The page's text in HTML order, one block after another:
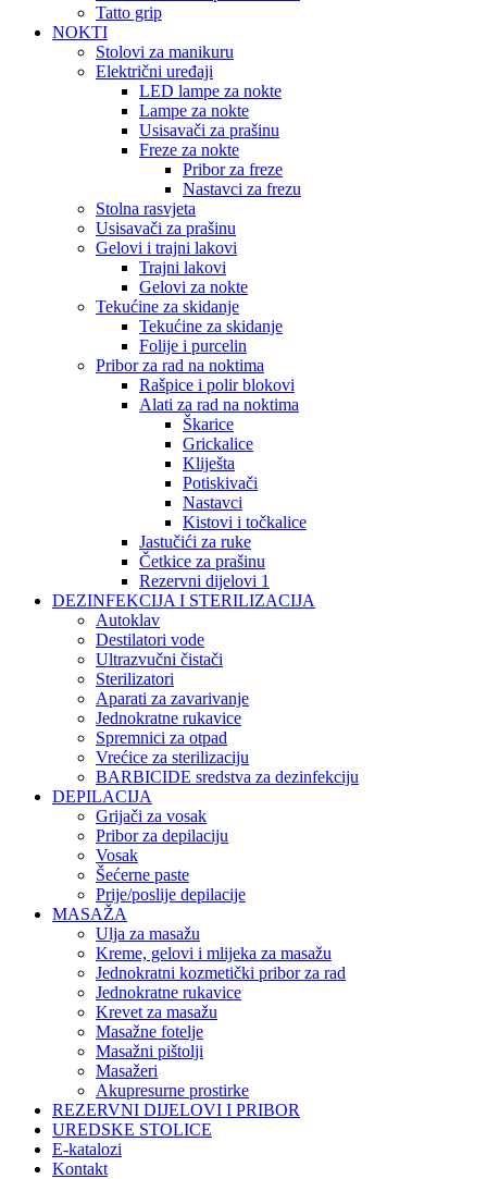
Tatto grip
NOKTI
Stolovi za manikuru
Električni uređaji
LED lampe za nokte
Lampe za nokte
Usisavači za prašinu
Freze za nokte
Pribor za freze
Nastavci za frezu
Stolna rasvjeta
Usisavači za prašinu
Gelovi i trajni lakovi
Trajni lakovi
Gelovi za nokte
Tekućine za skidanje
Tekućine za skidanje
Folije i purcelin
Pribor za rad na noktima
Rašpice i polir blokovi
Alati za rad na noktima
Škarice
Grickalice
Kliješta
Potiskivači
Nastavci
Kistovi i točkalice
Jastučići za ruke
Četkice za prašinu
Rezervni dijelovi 1
DEZINFEKCIJA I STERILIZACIJA
Autoklav
Destilatori vode
Ultrazvučni čistači
Sterilizatori
Aparati za zavarivanje
Jednokratne rukavice
Spremnici za otpad
Vrećice za sterilizaciju
BARBICIDE sredstva za dezinfekciju
DEPILACIJA
Grijači za vosak
Pribor za depilaciju
Vosak
Šećerne paste
Prije/poslije depilacije
MASAŽA
Ulja za masažu
Kreme, gelovi i mlijeka za masažu
Jednokratni kozmetički pribor za rad
Jednokratne rukavice
Krevet za masažu
Masažne fotelje
Masažni pištolji
Masažeri
Akupresurne prostirke
REZERVNI DIJELOVI I PRIBOR
UREDSKE STOLICE
E-katalozi
Kontakt